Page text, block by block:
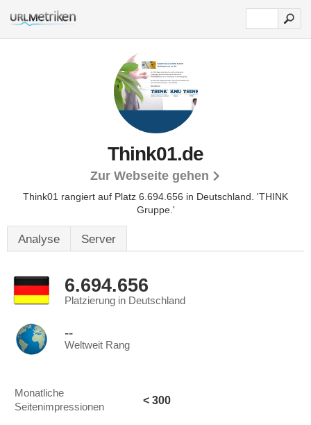
Think01.de
Zur Webseite gehen
Think01 rangiert auf Platz 6.694.656 in Deutschland. 'THINK
Gruppe.'
Analyse Server
6.694.656
Platzierung in Deutschland
--
Weltweit Rang
Monatliche
Seitenimpressionen
< 300